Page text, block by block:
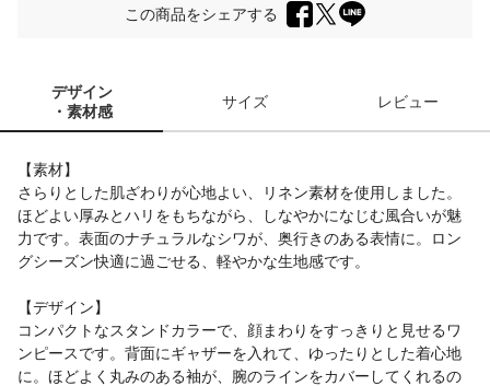
この商品をシェアする
デザイン
・素材感
サイズ レビュー
【素材】
さらりとした肌ざわりが心地よい、リネン素材を使用しました。
ほどよい厚みとハリをもちながら、しなやかになじむ風合いが魅
力です。表面のナチュラルなシワが、奥行きのある表情に。ロン
グシーズン快適に過ごせる、軽やかな生地感です。
【デザイン】
コンパクトなスタンドカラーで、顔まわりをすっきりと見せるワ
ンピースです。背面にギャザーを入れて、ゆったりとした着心地
に。ほどよく丸みのある袖が、腕のラインをカバーしてくれるの